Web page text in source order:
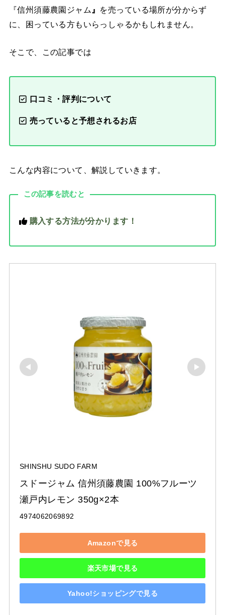
『信州須藤農園ジャム 』 を売っている場所が分からず
に、困っている方もいらっしゃるかもしれません。
そこで、この記事では
口コミ・評判について
売っていると予想されるお店
こんな内容について、解説していきます。
この記事を読むと
購入する方法が分かります！
SHINSHU SUDO FARM
スドージャム 信州須藤農園 100%フルーツ
瀬戸内レモン 350g×2本
4974062069892
Amazonで見る
楽天市場で見る
Yahoo!ショッピングで見る